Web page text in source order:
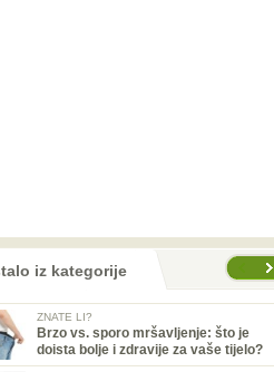
iz kategorije
ZNATE LI?
Brzo vs. sporo mršavljenje: što je
doista bolje i zdravije za vaše tijelo?